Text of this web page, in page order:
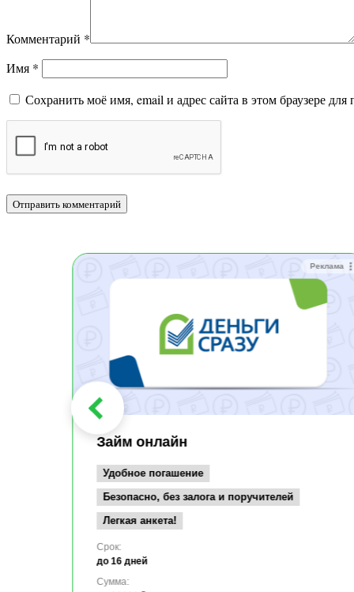
Комментарий *
Имя *
Сохранить моё имя, email и адрес сайта в этом браузере
Реклама
Займ онлайн
Удобное погашение
Безопасно, без залога и поручителей
Легкая анкета!
Срок:
до 16 дней
Сумма: